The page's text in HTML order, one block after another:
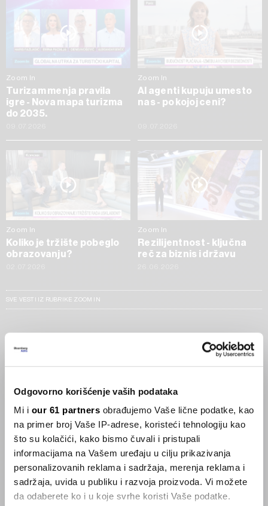
Odgovorno korišćenje vaših podataka
Mi i our 61 partners obrađujemo Vaše lične podatke, kao
na primer broj Vaše IP-adrese, koristeći tehnologiju kao
što su kolačići, kako bismo čuvali i pristupali
informacijama na Vašem uređaju u cilju prikazivanja
personalizovanih reklama i sadržaja, merenja reklama i
sadržaja, uvida u publiku i razvoja proizvoda. Vi možete
da odaberete ko i u koje svrhe koristi Vaše podatke.
Zoom In
Turizam menja pravila
igre - Nova mapa turizma
do 2035.
Zoom In
AI agenti kupuju umesto
nas - po kojoj ceni?
Zoom In
Koliko je tržište pobeglo
obrazovanju?
Zoom In
Rezilijentnost - ključna
reč za biznis i državu
SVE VESTI IZ RUBRIKE ZOOM IN
Businessweek Adria
Korisnici GLP-1 lijekova mršave,
29.01.2026
Visok trošak selidbe kompanija iz Kine
05.12.2025
Privatni letovi postaju dostupan